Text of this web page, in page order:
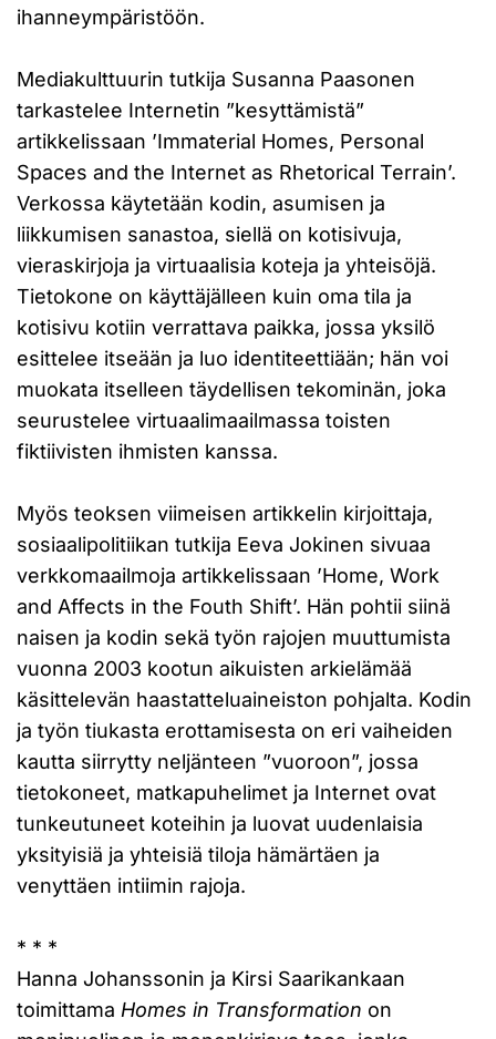
ihanneympäristöön.
Mediakulttuurin tutkija Susanna Paasonen
tarkastelee Internetin ”kesyttämistä”
artikkelissaan ’Immaterial Homes, Personal
Spaces and the Internet as Rhetorical Terrain’.
Verkossa käytetään kodin, asumisen ja
liikkumisen sanastoa, siellä on kotisivuja,
vieraskirjoja ja virtuaalisia koteja ja yhteisöjä.
Tietokone on käyttäjälleen kuin oma tila ja
kotisivu kotiin verrattava paikka, jossa yksilö
esittelee itseään ja luo identiteettiään; hän voi
muokata itselleen täydellisen tekominän, joka
seurustelee virtuaalimaailmassa toisten
fiktiivisten ihmisten kanssa.
Myös teoksen viimeisen artikkelin kirjoittaja,
sosiaalipolitiikan tutkija Eeva Jokinen sivuaa
verkkomaailmoja artikkelissaan ’Home, Work
and Affects in the Fouth Shift’. Hän pohtii siinä
naisen ja kodin sekä työn rajojen muuttumista
vuonna 2003 kootun aikuisten arkielämää
käsittelevän haastatteluaineiston pohjalta. Kodin
ja työn tiukasta erottamisesta on eri vaiheiden
kautta siirrytty neljänteen ”vuoroon”, jossa
tietokoneet, matkapuhelimet ja Internet ovat
tunkeutuneet koteihin ja luovat uudenlaisia
yksityisiä ja yhteisiä tiloja hämärtäen ja
venyttäen intiimin rajoja.
* * *
Hanna Johanssonin ja Kirsi Saarikankaan
toimittama Homes in Transformation on